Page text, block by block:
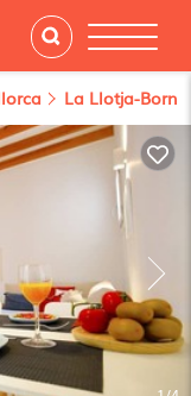
La Llotja-Born